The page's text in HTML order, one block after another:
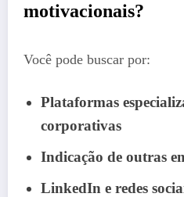
motivacionais?
Você pode buscar por:
Plataformas
corporativas
Indicação de outras
LinkedIn e redes